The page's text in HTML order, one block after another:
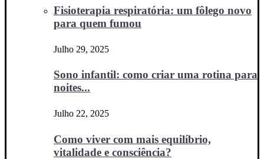
Fisioterapia respiratória: um fôlego novo
para quem fumou
Julho 29, 2025
Sono infantil: como criar uma rotina para
noites...
Julho 22, 2025
Como viver com mais equilíbrio,
vitalidade e consciência?